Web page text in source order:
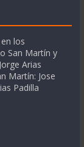
los
San Martín y
Arias
Martín: Jose
Padilla